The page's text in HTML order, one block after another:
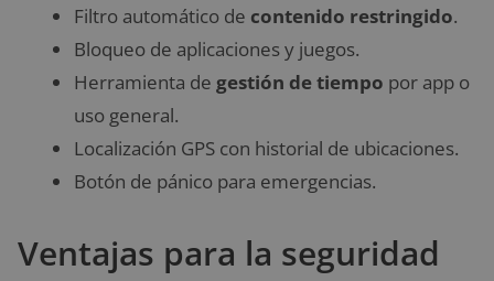
Filtro automático de contenido restringido.
Bloqueo de aplicaciones y juegos.
Herramienta de gestión de tiempo por app o
uso general.
Localización GPS con historial de ubicaciones.
Botón de pánico para emergencias.
Ventajas para la seguridad